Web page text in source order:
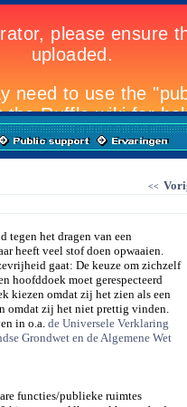
<<
tegen het dragen van een
heeft veel stof doen opwaaien.
gaat: De keuze om zichzelf
hoofddoek moet gerespecteerd
kiezen omdat zij het zien als een
omdat zij het niet prettig vinden.
in o.a. de Universele Verklaring
Grondwet en de Algemene Wet
functies/publieke ruimtes